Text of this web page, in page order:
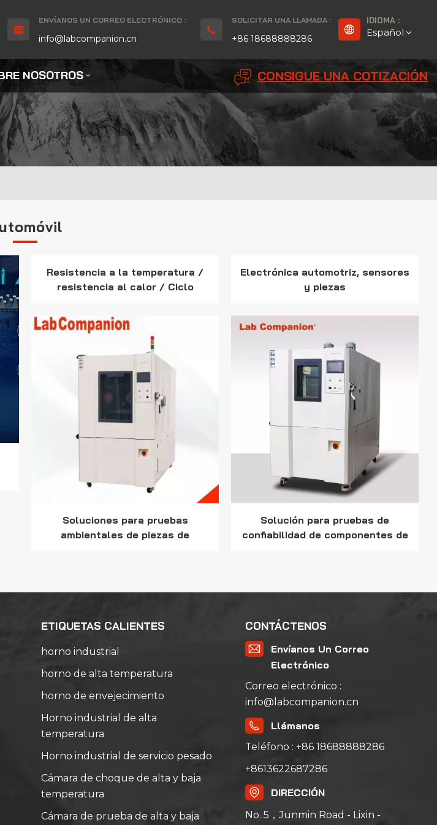
ENVÍANOS UN CORREO ELECTRÓNICO :
info@labcompanion.cn
SOLICITAR UNA LLAMADA :
+86 18688888286
IDIOMA :
Español
日本語
Tiếng Việt
NOSOTROS CONSIGUE UNA COTIZACIÓN
Resistencia a la temperatura /
resistencia al calor / Ciclo
Electrónica automotriz, sensores
y piezas
Soluciones para pruebas
ambientales de piezas de
Solución para pruebas de
confiabilidad de componentes de
ETIQUETAS CALIENTES
horno industrial
horno de alta temperatura
horno de envejecimiento
Horno industrial de alta
temperatura
Horno industrial de servicio pesado
Cámara de choque de alta y baja
temperatura
Cámara de prueba de alta y baja
CONTÁCTENOS
Envíanos Un Correo
Electrónico
Correo electrónico :
info@labcompanion.cn
Llámanos
Teléfono : +86 18688888286
+8613622687286
DIRECCIÓN
No. 5，Junmin Road - Lixin -